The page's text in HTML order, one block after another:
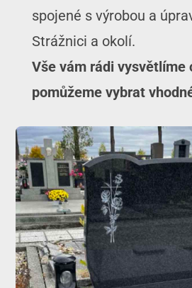
spojené s výrobou a
Strážnici a okolí.
Vše vám rádi vysvětlíme
pomůžeme vybrat